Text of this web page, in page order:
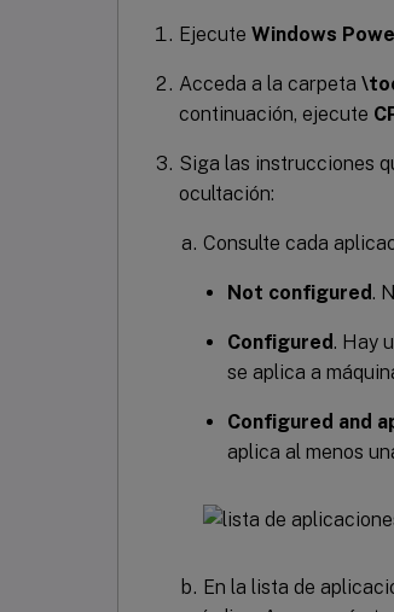
Ejecute Windows
Acceda a la carpeta
continuación, ejecute
Siga las instrucciones
ocultación:
Consulte cada
Not configured .
Configured . Hay
se aplica a
Configured and
aplica al menos
En la lista de